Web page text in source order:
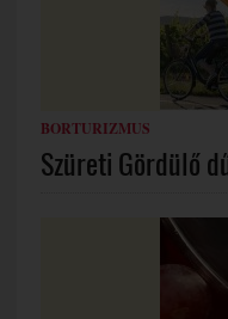
BORTURIZMUS
Szüreti Gördülő